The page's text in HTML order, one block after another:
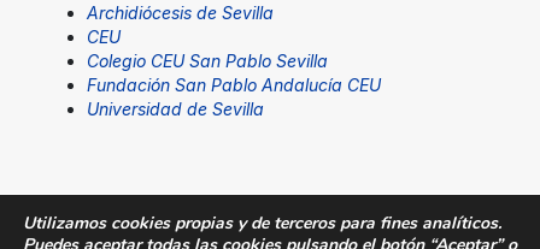
Archidiócesis de Sevilla
CEU
Colegio CEU San Pablo Sevilla
Fundación San Pablo Andalucía CEU
Universidad de Sevilla
Utilizamos cookies propias y de terceros para fines analíticos.